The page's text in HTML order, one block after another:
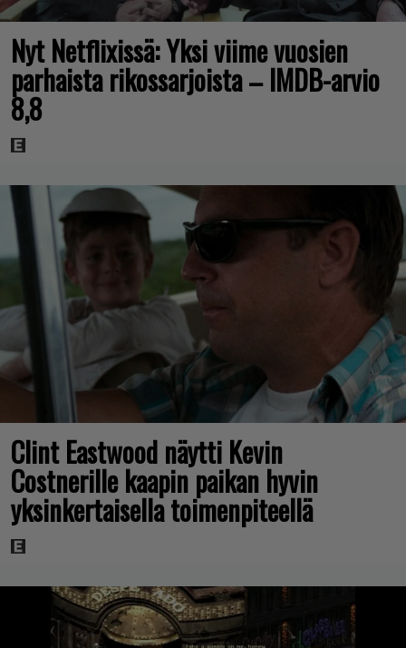
Nyt Netflixissä: Yksi viime vuosien
parhaista rikossarjoista – IMDB-arvio
8,8
Clint Eastwood näytti Kevin
Costnerille kaapin paikan hyvin
yksinkertaisella toimenpiteellä